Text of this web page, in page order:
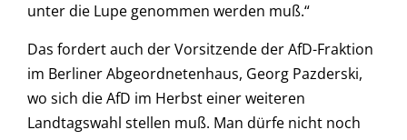
unter die Lupe genommen werden muß.“
Das fordert auch der Vorsitzende der AfD-Fraktion
im Berliner Abgeordnetenhaus, Georg Pazderski,
wo sich die AfD im Herbst einer weiteren
Landtagswahl stellen muß. Man dürfe nicht noch